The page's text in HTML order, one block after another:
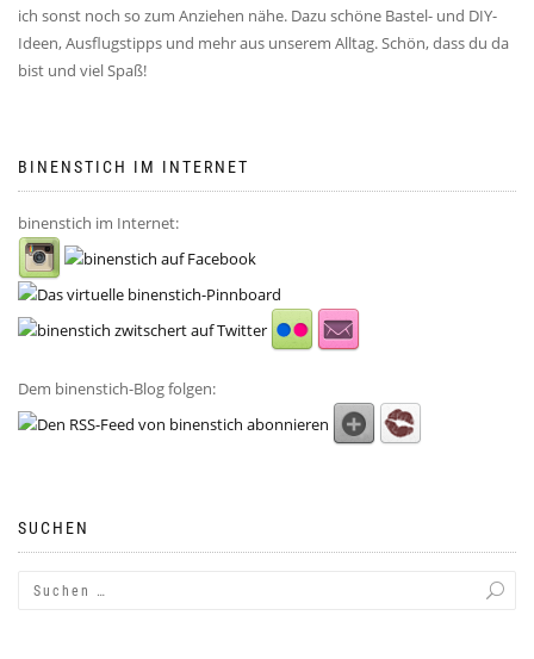
ich sonst noch so zum Anziehen nähe. Dazu schöne Bastel- und DIY-
Ideen, Ausflugstipps und mehr aus unserem Alltag. Schön, dass du da
bist und viel Spaß!
BINENSTICH IM INTERNET
binenstich im Internet:
Dem binenstich-Blog folgen:
SUCHEN